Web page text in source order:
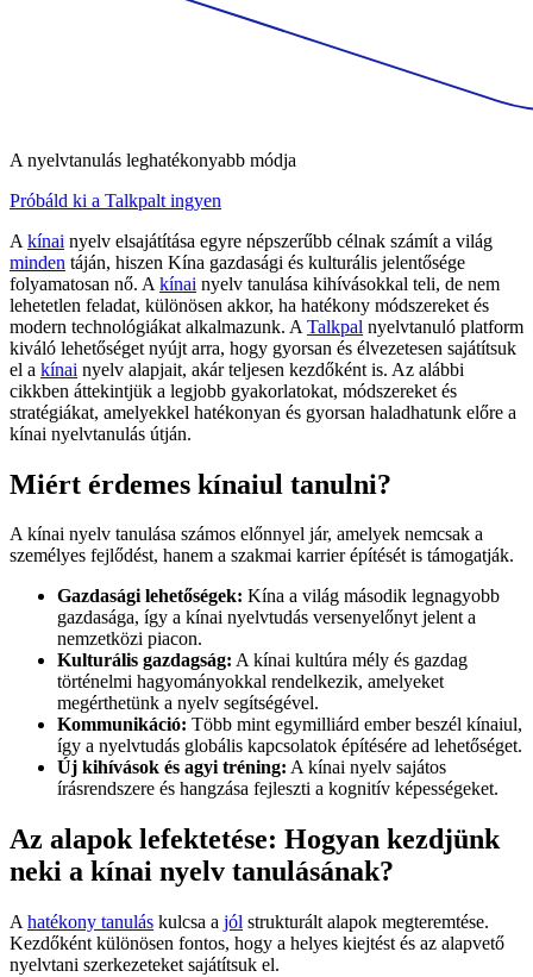
A nyelvtanulás leghatékonyabb módja
Próbáld ki a Talkpalt ingyen
A kínai nyelv elsajátítása egyre népszerűbb célnak számít a világ
minden táján, hiszen Kína gazdasági és kulturális jelentősége
folyamatosan nő. A kínai nyelv tanulása kihívásokkal teli, de nem
lehetetlen feladat, különösen akkor, ha hatékony módszereket és
modern technológiákat alkalmazunk. A Talkpal nyelvtanuló platform
kiváló lehetőséget nyújt arra, hogy gyorsan és élvezetesen sajátítsuk
el a kínai nyelv alapjait, akár teljesen kezdőként is. Az alábbi
cikkben áttekintjük a legjobb gyakorlatokat, módszereket és
stratégiákat, amelyekkel hatékonyan és gyorsan haladhatunk előre a
kínai nyelvtanulás útján.
Miért érdemes kínaiul tanulni?
A kínai nyelv tanulása számos előnnyel jár, amelyek nemcsak a
személyes fejlődést, hanem a szakmai karrier építését is támogatják.
Gazdasági lehetőségek: Kína a világ második legnagyobb
gazdasága, így a kínai nyelvtudás versenyelőnyt jelent a
nemzetközi piacon.
Kulturális gazdagság: A kínai kultúra mély és gazdag
történelmi hagyományokkal rendelkezik, amelyeket
megérthetünk a nyelv segítségével.
Kommunikáció: Több mint egymilliárd ember beszél kínaiul,
így a nyelvtudás globális kapcsolatok építésére ad lehetőséget.
Új kihívások és agyi tréning: A kínai nyelv sajátos
írásrendszere és hangzása fejleszti a kognitív képességeket.
Az alapok lefektetése: Hogyan kezdjünk
neki a kínai nyelv tanulásának?
A hatékony tanulás kulcsa a jól strukturált alapok megteremtése.
Kezdőként különösen fontos, hogy a helyes kiejtést és az alapvető
nyelvtani szerkezeteket sajátítsuk el.